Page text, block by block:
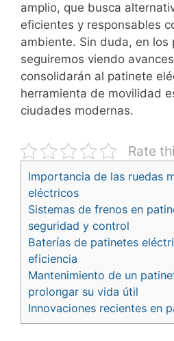
amplio, que busca
eficientes y responsables
ambiente. Sin duda, en los
seguiremos viendo
consolidarán al patinete
herramienta de movilidad
ciudades modernas.
Rate
Importancia de las ruedas
eléctricos
Sistemas de frenos en
seguridad y control
Baterías de patinetes
eficiencia
Mantenimiento de un
prolongar su vida útil
Innovaciones recientes en